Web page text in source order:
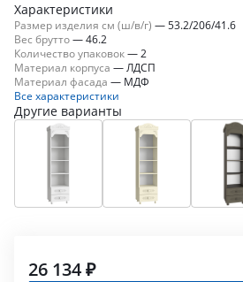
Характеристики
Размер изделия см (ш/в/г) — 53.2/206/41.6
Вес брутто—46.2
Количество упаковок— 2
Материал корпуса — ЛДСП
Материал фасада — МДФ
Все характеристики
Другие варианты
26 134 ₽